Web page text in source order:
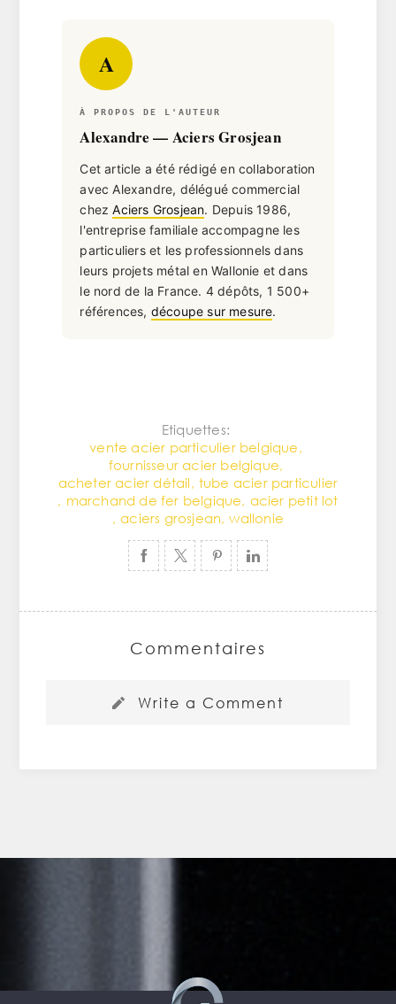
A
À PROPOS DE L'AUTEUR
Alexandre — Aciers Grosjean
Cet article a été rédigé en collaboration
avec Alexandre, délégué commercial
chezAciers Grosjean. Depuis 1986,
l'entreprise familiale accompagne les
particuliers et les professionnels dans
leurs projets métal en Wallonie et dans
le nord de la France. 4 dépôts, 1 500+
références, découpe sur mesure.
Etiquettes:
vente acier particulier belgique ,
fournisseur acier belgique,
acheter acier détail , tube acier particulier
, marchand de fer belgique, acier petit lot
, aciers grosjean, wallonie
Commentaires
Write a Comment